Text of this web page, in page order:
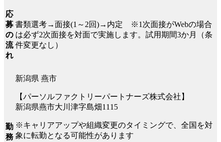
応
募
の
流
れ
書類選考→面接(1～2回)→内定 ※1次面接がWebの場合
は必ず2次面接を対面で実施します。試用期間3か月（条
件変更なし）
勤
務
新潟県 燕市
【パーソルファクトリーパートナーズ株式会社】
新潟県燕市大川津字島畑1115
※キャリアアップや組織変更のタイミングで、全国を対
象に転勤となる可能性があります